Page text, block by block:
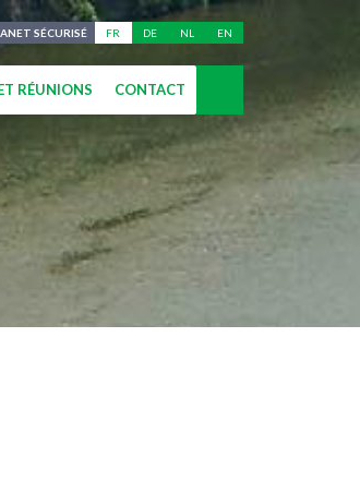
SÉCURISÉ FR DE NL EN
RÉUNIONS CONTACT